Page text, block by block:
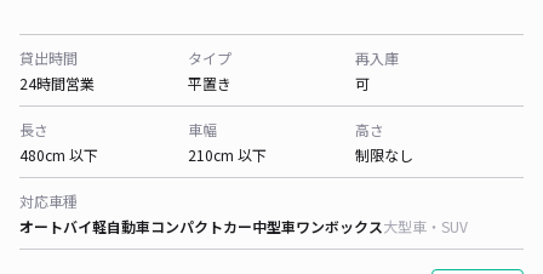
貸出時間
24時間営業
タイプ
平置き
再入庫
可
長さ
480cm 以下
車幅
210cm 以下
高さ
制限なし
対応車種
オートバイ軽自動車コンパクトカー中型車ワンボックス大型車・SUV